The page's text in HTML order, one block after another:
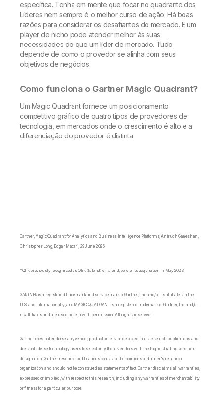
específica. Tenha em mente que focar no quadrante dos
Líderes nem sempre é o melhor curso de ação. Há boas
razões para considerar os desafiantes do mercado. E um
player de nicho pode atender melhor às suas
necessidades do que um líder de mercado. Tudo
depende de como o provedor se alinha com seus
objetivos de negócios.
Como funciona o Gartner Magic Quadrant?
Um Magic Quadrant fornece um posicionamento
competitivo gráfico de quatro tipos de provedores de
tecnologia, em mercados onde o crescimento é alto e a
diferenciação do provedor é distinta.
Gartner, Magic Quadrant for Analytics and Business Intelligence Platforms, Anirudh Ganeshan,
Christopher Long, Edgar Macari, 29 June 2026
*Qlik previously recognized as Qlik (Talend) or Talend, before its acquisition in May 2023.
GARTNER is a registered trademark and service mark of Gartner, Inc. and/or its affiliates in the
U.S. and internationally, and MAGIC QUADRANT is a registered trademark of Gartner, Inc. and/or
its affiliates and are used herein with permission. All rights reserved.
Gartner does not endorse any vendor, product or service depicted in its research publications and
does not advise technology users to select only those vendors with the highest ratings or other
designation. Gartner research publications consist of the opinions of Gartner's research
organization and should not be construed as statements of fact. Gartner disclaims all warranties,
expressed or implied, with respect to this research, including any warranties of merchantability
or fitness for a particular purpose.